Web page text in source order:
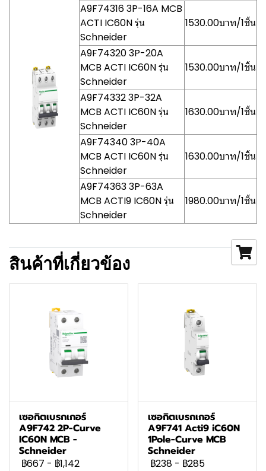
A9F74316 3P-16A MCB
ACTI IC60N รุ่น
Schneider
1530.00บาท/1ชิ้น
A9F74320 3P-20A
MCB ACTI IC60N รุ่น
Schneider
1530.00บาท/1ชิ้น
A9F74332 3P-32A
MCB ACTI IC60N รุ่น
Schneider
1630.00บาท/1ชิ้น
A9F74340 3P-40A
MCB ACTI IC60N รุ่น
Schneider
1630.00บาท/1ชิ้น
A9F74363 3P-63A
MCB ACTI9 IC60N รุ่น
Schneider
1980.00บาท/1ชิ้น
สินค้าที่เกี่ยวข้อง
เซอกิตเบรกเกอร์
A9F742 2P-Curve
IC60N MCB -
Schneider
฿667 - ฿1,142
เซอกิตเบรกเกอร์
A9F741 Acti9 iC60N
1Pole-Curve MCB
Schneider
฿238 - ฿285